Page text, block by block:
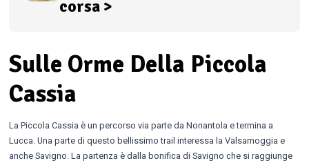
corsa >
Sulle Orme Della Piccola
Cassia
La Piccola Cassia è un percorso via parte da Nonantola e termina a
Lucca. Una parte di questo bellissimo trail interessa la Valsamoggia e
anche Savigno. La partenza è dalla bonifica di Savigno che si raggiunge